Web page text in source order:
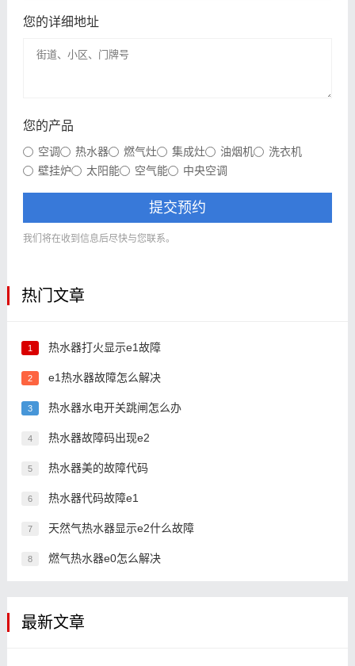
您的详细地址
您的产品
空调 热水器 燃气灶 集成灶 油烟机
洗衣机
壁挂炉
太阳能 空气能 中央空调
提交预约
我们将在收到信息后尽快与您联系。
热门文章
1 热水器打火显示e1故障
2 e1热水器故障怎么解决
3 热水器水电开关跳闸怎么办
4 热水器故障码出现e2
5 热水器美的故障代码
6 热水器代码故障e1
7 天然气热水器显示e2什么故障
8 燃气热水器e0怎么解决
最新文章